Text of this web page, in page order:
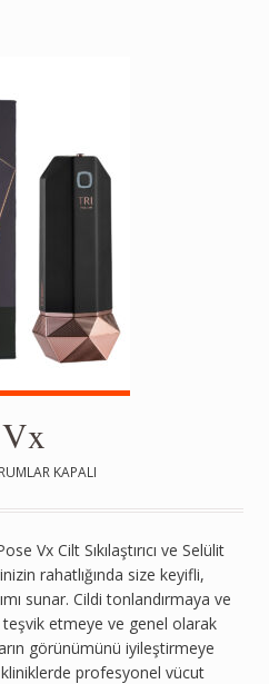
KAPALI
Vx Cilt Sıkılaştırıcı ve Selülit
rahatlığında size keyifli,
sunar. Cildi tonlandırmaya ve
teşvik etmeye ve genel olarak
görünümünü iyileştirmeye
profesyonel vücut